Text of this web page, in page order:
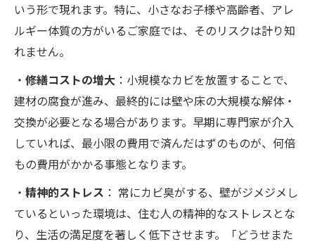
いう形で現れます。特に、小さなお子様や高齢者、アレ
ルギー体質の方がいるご家庭では、そのリスクは計り知
れません。
・ 修繕コストの増大 ：小規模なカビを放置することで、
建材の腐食が進み、最終的には壁や床の大規模な解体・
交換が必要となる場合があります。早期に専門家が介入
していれば、最小限の費用で済んだはずのものが、何倍
もの費用がかかる事態となります。
・ 精神的ストレス ： 常にカビ臭がする、壁がジメジメし
ているといった環境は、住む人の精神的なストレスとな
り、生活の満足度を著しく低下させます。「どうせまた